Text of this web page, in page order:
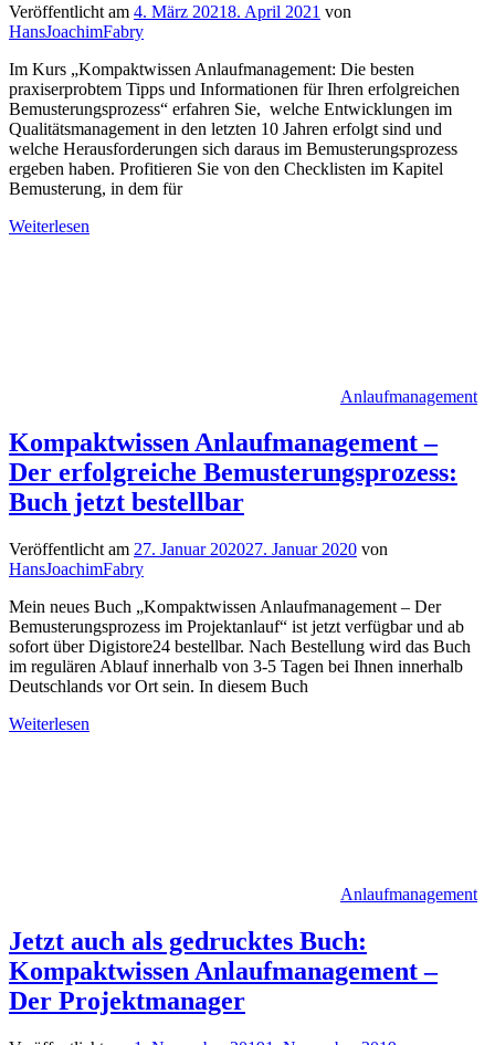
Veröffentlicht am 4. März 20218. April 2021 von
HansJoachimFabry
Im Kurs „Kompaktwissen Anlaufmanagement: Die besten
praxiserprobtem Tipps und Informationen für Ihren erfolgreichen
Bemusterungsprozess“ erfahren Sie, welche Entwicklungen im
Qualitätsmanagement in den letzten 10 Jahren erfolgt sind und
welche Herausforderungen sich daraus im Bemusterungsprozess
ergeben haben. Profitieren Sie von den Checklisten im Kapitel
Bemusterung, in dem für
Weiterlesen
Anlaufmanagement
Kompaktwissen Anlaufmanagement –
Der erfolgreiche Bemusterungsprozess:
Buch jetzt bestellbar
Veröffentlicht am 27. Januar 202027. Januar 2020 von
HansJoachimFabry
Mein neues Buch „Kompaktwissen Anlaufmanagement – Der
Bemusterungsprozess im Projektanlauf“ ist jetzt verfügbar und ab
sofort über Digistore24 bestellbar. Nach Bestellung wird das Buch
im regulären Ablauf innerhalb von 3-5 Tagen bei Ihnen innerhalb
Deutschlands vor Ort sein. In diesem Buch
Weiterlesen
Anlaufmanagement
Jetzt auch als gedrucktes Buch:
Kompaktwissen Anlaufmanagement –
Der Projektmanager